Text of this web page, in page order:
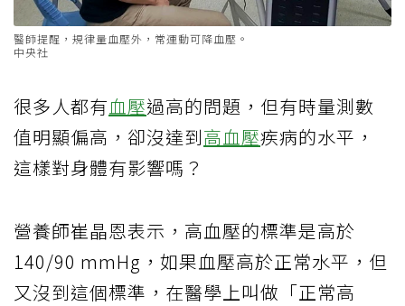
醫師提醒，規律量血壓外，常運動可降血壓。
中央社
很多人都有血壓過高的問題，但有時量測數
值明顯偏高，卻沒達到高血壓疾病的水平，
這樣對身體有影響嗎？
營養師崔晶恩表示，高血壓的標準是高於
140/90 mmHg，如果血壓高於正常水平，但
又沒到這個標準，在醫學上叫做「正常高